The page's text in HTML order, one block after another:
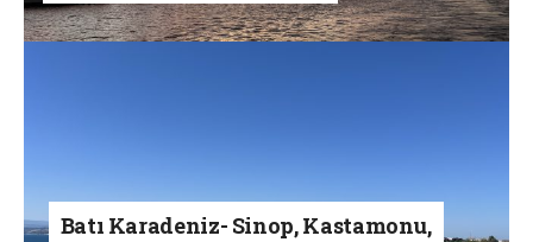
Batı Karadeniz- Sinop, Kastamonu,